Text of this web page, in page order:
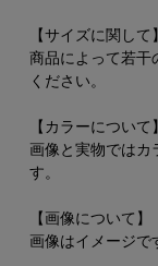
【サイズに関して】
商品によって若干
ください。
【カラーについて】
画像と実物ではカ
す。
【画像について】
画像はイメージで